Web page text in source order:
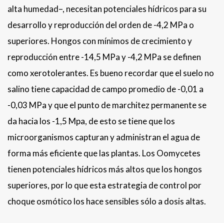
alta humedad–, necesitan potenciales hídricos para su
desarrollo y reproducción del orden de -4,2 MPa o
superiores. Hongos con mínimos de crecimiento y
reproducción entre -14,5 MPa y -4,2 MPa se definen
como xerotolerantes. Es bueno recordar que el suelo no
salino tiene capacidad de campo promedio de -0,01 a
-0,03 MPa y que el punto de marchitez permanente se
da hacia los -1,5 Mpa, de esto se tiene que los
microorganismos capturan y administran el agua de
forma más eficiente que las plantas. Los Oomycetes
tienen potenciales hídricos más altos que los hongos
superiores, por lo que esta estrategia de control por
choque osmótico los hace sensibles sólo a dosis altas.